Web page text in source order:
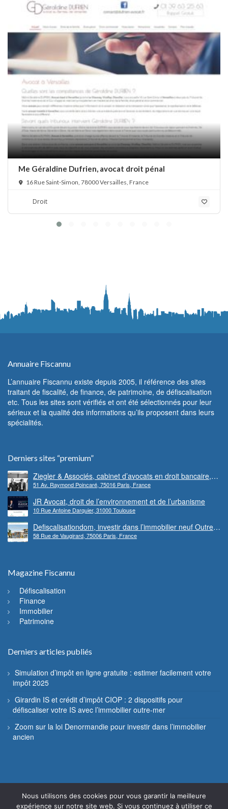
Me Géraldine Dufrien, avocat droit pénal
16 Rue Saint-Simon, 78000 Versailles, France
Droit
Annuaire Fiscannu
L’annuaire Fiscannu existe depuis 2005, il référence des sites
traitant de fiscalité, de finance, de patrimoine, de défiscalisation
etc. Tous les sites sont vérifiés et ont été sélectionnés pour leur
sérieux et la qualité des informations qu’ils proposent dans leurs
spécialités.
Derniers sites “premium”
Ziegler & Associés, cabinet d’avocats en droit bancaire,
cryptomonnaie et escroqueries financières
51 Av. Raymond Poincaré, 75016 Paris, France
JR Avocat, droit de l’environnement et de l’urbanisme
10 Rue Antoine Darquier, 31000 Toulouse
Defiscalisationdom, investir dans l’immobilier neuf Outre-
mer
58 Rue de Vaugirard, 75006 Paris, France
Magazine Fiscannu
Défiscalisation
Finance
Immobilier
Patrimoine
Derniers articles publiés
Simulation d’impôt en ligne gratuite : estimer facilement votre
impôt 2025
Girardin IS et crédit d’impôt CIOP : 2 dispositifs pour
défiscaliser votre IS avec l’immobilier outre-mer
Zoom sur la loi Denormandie pour investir dans l’immobilier
ancien
© Fiscannu 2005 - 2022 - Reproduction interdite
Nous utilisons des cookies pour vous garantir la meilleure
expérience sur notre site web. Si vous continuez à utiliser ce